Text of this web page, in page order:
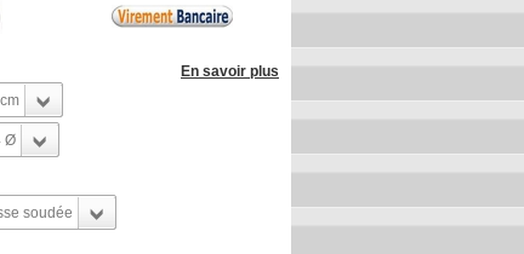
En savoir plus
Ø
soudée